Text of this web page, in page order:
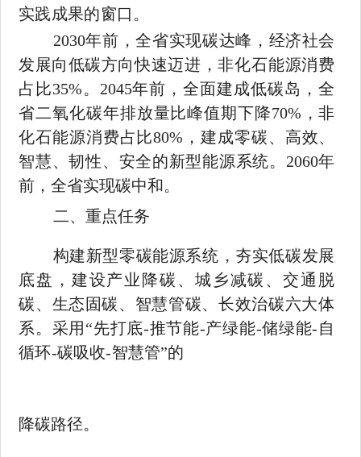
实践成果的窗口。
2030年前，全省实现碳达峰，经济社会
发展向低碳方向快速迈进，非化石能源消费
占比35%。 2045年前，全面建成低碳岛，全
省二氧化碳年排放量比峰值期下降70% ，非
化石能源消费占比80% ，建成零碳、高效、
智慧、韧性、安全的新型能源系统。 2060年
前，全省实现碳中和。
二、重点任务
构建新型零碳能源系统，夯实低碳发展
底盘，建设产业降碳、 城乡减碳、交通脱
碳、生态固碳、智慧管碳、长效治碳六大体
系。 采用 “先打底-推节能-产绿能-储绿能-自
循环-碳吸收-智慧管”的
降碳路径。